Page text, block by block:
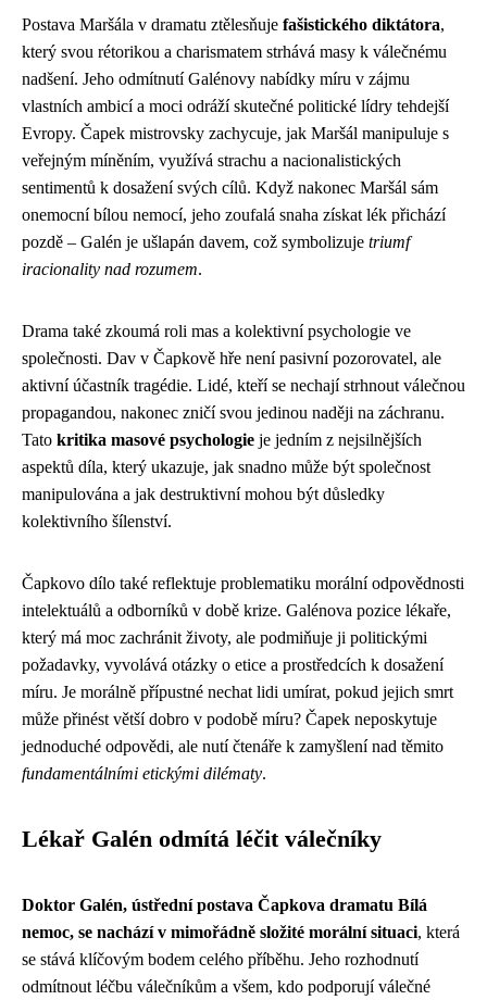
Postava Maršála v dramatu ztělesňuje fašistického diktátora,
který svou rétorikou a charismatem strhává masy k válečnému
nadšení. Jeho odmítnutí Galénovy nabídky míru v zájmu
vlastních ambicí a moci odráží skutečné politické lídry tehdejší
Evropy. Čapek mistrovsky zachycuje, jak Maršál manipuluje s
veřejným míněním, využívá strachu a nacionalistických
sentimentů k dosažení svých cílů. Když nakonec Maršál sám
onemocní bílou nemocí, jeho zoufalá snaha získat lék přichází
pozdě – Galén je ušlapán davem, což symbolizuje triumf
iracionality nad rozumem.
Drama také zkoumá roli mas a kolektivní psychologie ve
společnosti. Dav v Čapkově hře není pasivní pozorovatel, ale
aktivní účastník tragédie. Lidé, kteří se nechají strhnout válečnou
propagandou, nakonec zničí svou jedinou naději na záchranu.
Tato kritika masové psychologie je jedním z nejsilnějších
aspektů díla, který ukazuje, jak snadno může být společnost
manipulována a jak destruktivní mohou být důsledky
kolektivního šílenství.
Čapkovo dílo také reflektuje problematiku morální odpovědnosti
intelektuálů a odborníků v době krize. Galénova pozice lékaře,
který má moc zachránit životy, ale podmiňuje ji politickými
požadavky, vyvolává otázky o etice a prostředcích k dosažení
míru. Je morálně přípustné nechat lidi umírat, pokud jejich smrt
může přinést větší dobro v podobě míru? Čapek neposkytuje
jednoduché odpovědi, ale nutí čtenáře k zamyšlení nad těmito
fundamentálními etickými dilématy.
Lékař Galén odmítá léčit válečníky
Doktor Galén, ústřední postava Čapkova dramatu Bílá
nemoc, se nachází v mimořádně složité morální situaci, která
se stává klíčovým bodem celého příběhu. Jeho rozhodnutí
odmítnout léčbu válečníkům a všem, kdo podporují válečné